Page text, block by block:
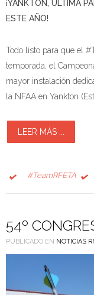
¡YANKTON, ÚLTIMA
ESTE AÑO!
Todo listo para que el
temporada, el
mayor instalación
la NFAA en Yankton
LEER MÁS ...
#TeamRFETA
54º
PUBLICADO EN NOTICIAS